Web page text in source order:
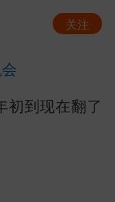
关注
初到现在翻了